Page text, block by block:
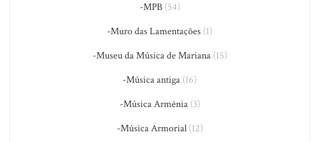
-MPB(54)
-Muro das Lamentações (1)
-Museu da Música de Mariana(15)
-Música antiga (16)
-Música Armênia(3)
-Música Armorial(12)